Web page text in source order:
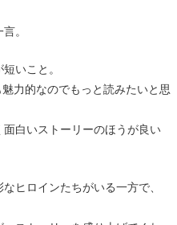
。
いこと。
力的なのでもっと読みたいと思
白いストーリーのほうが良い
ヒロインたちがいる一方で、